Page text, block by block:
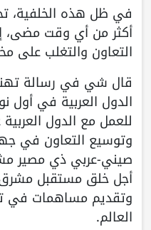
في ظل هذه الخلفية،
أكثر من أي وقت مضى،
التعاون والتغلب على
الدول العربية في أول
للعمل مع الدول
وتوسيع التعاون في
صيني-عربي ذي مصير
أجل خلق مستقبل مشرق
وتقديم مساهمات في
العالم.